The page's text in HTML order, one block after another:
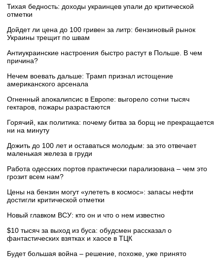
Тихая бедность: доходы украинцев упали до критической
отметки
Дойдет ли цена до 100 гривен за литр: бензиновый рынок
Украины трещит по швам
Антиукраинские настроения быстро растут в Польше. В чем
причина?
Нечем воевать дальше: Трамп признал истощение
американского арсенала
Огненный апокалипсис в Европе: выгорело сотни тысяч
гектаров, пожары разрастаются
Горячий, как политика: почему битва за борщ не прекращается
ни на минуту
Дожить до 100 лет и оставаться молодым: за это отвечает
маленькая железа в груди
Работа одесских портов практически парализована – чем это
грозит всем нам?
Цены на бензин могут «улететь в космос»: запасы нефти
достигли критической отметки
Новый главком ВСУ: кто он и что о нем известно
$10 тысяч за выход из буса: обудсмен рассказал о
фантастических взятках и хаосе в ТЦК
Будет большая война – решение, похоже, уже принято